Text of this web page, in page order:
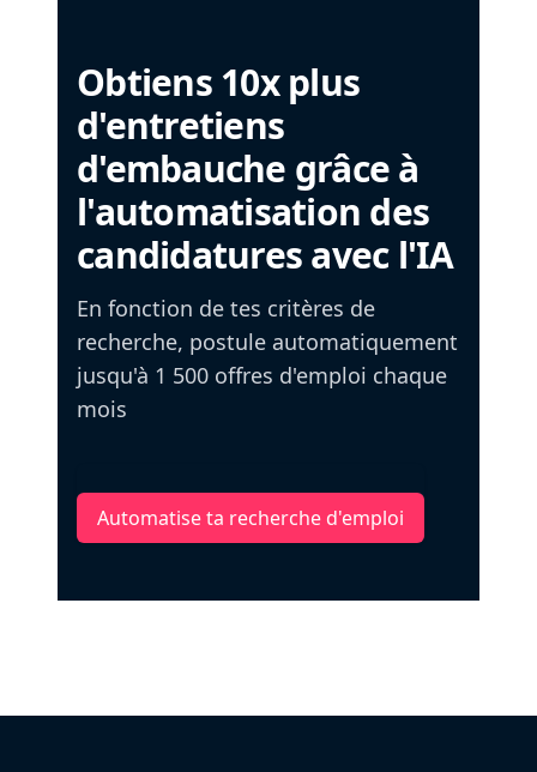
Obtiens 10x plus
d'entretiens
d'embauche grâce à
l'automatisation des
candidatures avec l'IA
En fonction de tes critères de
recherche, postule automatiquement
jusqu'à 1 500 offres d'emploi chaque
mois
Automatise ta recherche d'emploi